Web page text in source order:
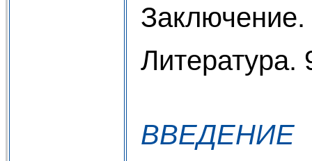
Заключение.
Литература.
ВВЕДЕНИЕ